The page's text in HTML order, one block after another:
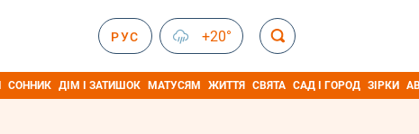
РУС +20°
СОННИК ДІМ І ЗАТИШОК МАТУСЯМ ЖИТТЯ СВЯТА САД І ГОРОД ЗІРКИ